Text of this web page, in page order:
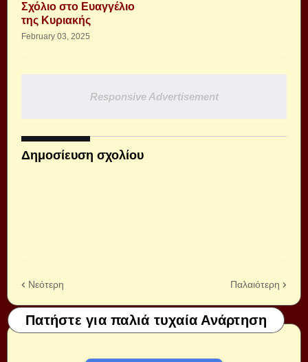
Σχόλιο στο Ευαγγέλιο
της Κυριακής
February 03, 2025
Responsive Advertisement
Δημοσίευση σχολίου
Νεότερη Παλαιότερη
Πατήστε για παλιά τυχαία Ανάρτηση